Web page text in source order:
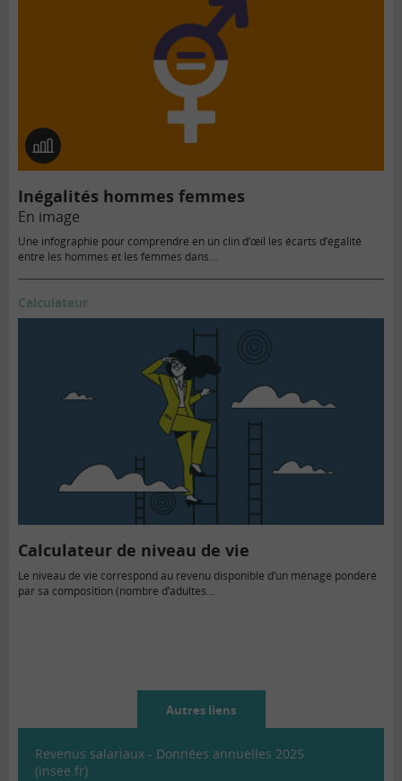
En
image
Inégalités hommes femmes
En image
Une infographie pour comprendre en un clin d’œil les écarts d’égalité
entre les hommes et les femmes dans…
Calculateur
Calculateur de niveau de vie
Le niveau de vie correspond au revenu disponible d’un ménage pondéré
par sa composition (nombre d’adultes...
Autres liens
Revenus salariaux - Données annuelles 2025
(insee.fr)